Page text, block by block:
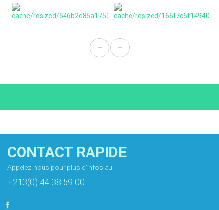
CONTACT RAPIDE
Appelez-nous pour plus d'infos au
+213(0) 44 38 59 00